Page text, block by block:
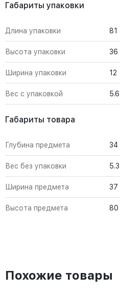
Габариты упаковки
Длина упаковки 81
Высота упаковки 36
Ширина упаковки 12
Вес с упаковкой 5.6
Габариты товара
Глубина предмета 34
Вес без упаковки 5.3
Ширина предмета 37
Высота предмета 80
Похожие товары